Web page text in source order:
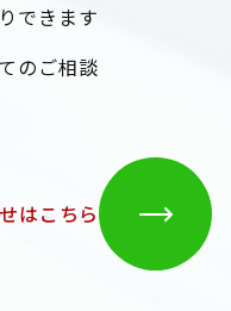
できます
のご相談
はこちら